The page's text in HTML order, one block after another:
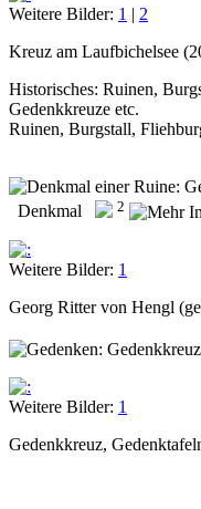
Weitere Bilder: 1
2
Kreuz am Laufbichelsee
Historisches: Ruinen,
Gedenkkreuze etc.
Ruinen, Burgstall,
Denkmal 2
Weitere Bilder: 1
Georg Ritter von Hengl
Weitere Bilder: 1
Gedenkkreuz,